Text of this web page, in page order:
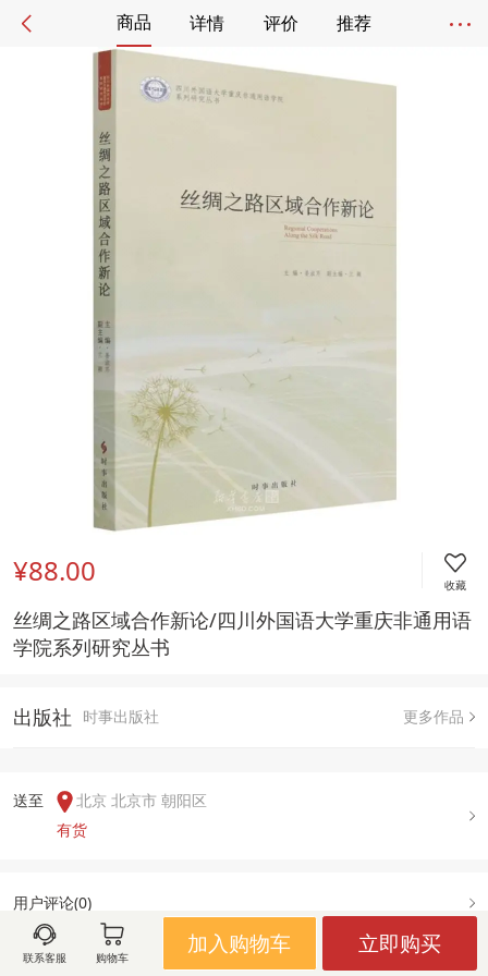
商品 详情 评价 推荐
¥88.00 收藏
丝绸之路区域合作新论/四川外国语大学重庆非通用语
学院系列研究丛书
出版社 时事出版社 更多作品
送至
北京 北京市 朝阳区
有货
用户评论(0)
联系客服 购物车
加入购物车 立即购买